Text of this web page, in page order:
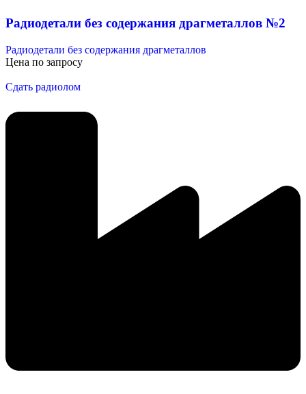
Радиодетали без содержания драгметаллов №2
Радиодетали без содержания драгметаллов
Цена по запросу
Сдать радиолом